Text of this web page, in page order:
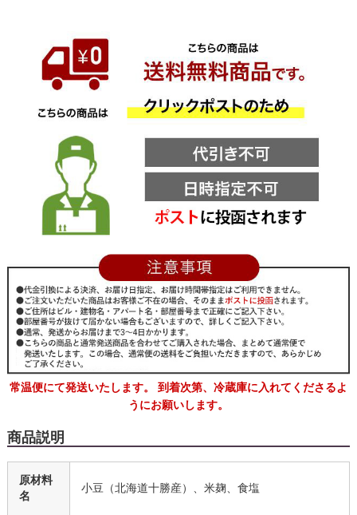
常温便にて発送いたします。 到着次第、冷蔵庫に入れてくださるよ
うにお願いします。
商品説明
原材料
名
小豆（北海道十勝産）、米麹、食塩